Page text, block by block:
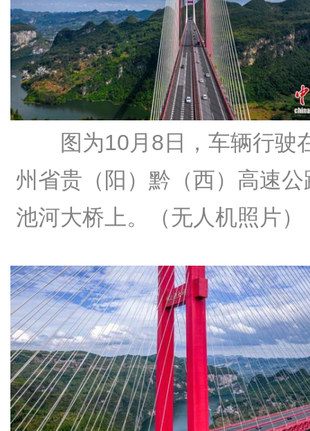
图为10月8日，车辆行驶
州省贵（阳）黔（西）高速公
池河大桥上。（无人机照片）